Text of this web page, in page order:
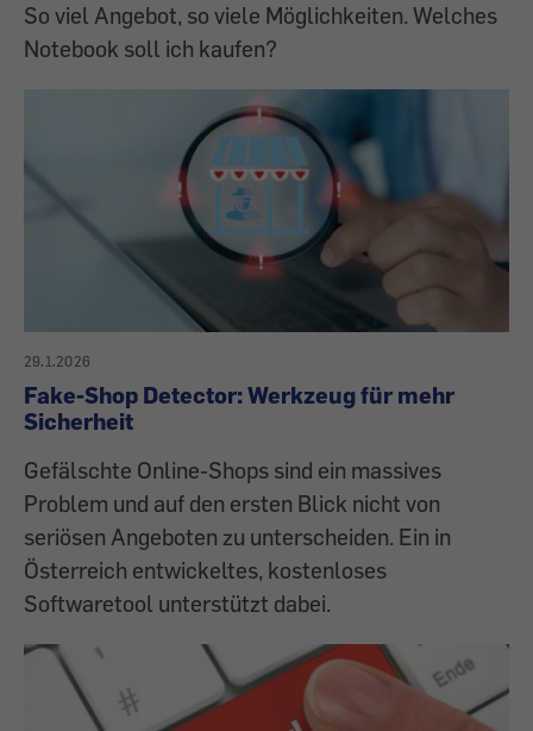
So viel Angebot, so viele Möglichkeiten. Welches
Notebook soll ich kaufen?
29.1.2026
Fake-Shop Detector: Werkzeug für mehr
Sicherheit
Gefälschte Online-Shops sind ein massives
Problem und auf den ersten Blick nicht von
seriösen Angeboten zu unterscheiden. Ein in
Österreich entwickeltes, kostenloses
Softwaretool unterstützt dabei.